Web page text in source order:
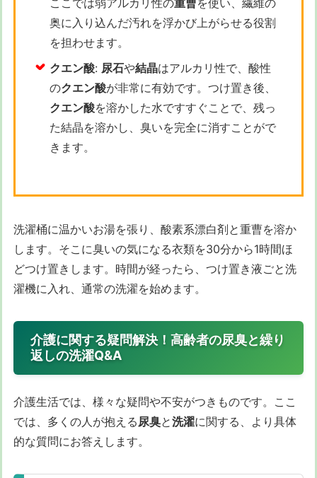
奥に入り込んだ汚れを浮かび上がらせる役割
を担わせます。
クエン酸: 尿石や結晶はアルカリ性で、酸性
のクエン酸が非常に有効です。つけ置き後、
クエン酸を溶かした水ですすぐことで、残っ
た結晶を溶かし、臭いを完全に消すことがで
きます。
洗濯桶に温かいお湯を張り、酸素系漂白剤と重曹を溶か
します。そこに臭いの気になる衣類を30分から1時間ほ
どつけ置きします。時間が経ったら、つけ置き液ごと洗
濯機に入れ、通常の洗濯を始めます。
介護に関する疑問解決！高齢者の尿臭と繰り
返しの洗濯Q&A
介護生活では、様々な疑問や不安がつきものです。ここ
では、多くの人が抱える 尿臭と洗濯に関する、より具体
的な質問にお答えします。